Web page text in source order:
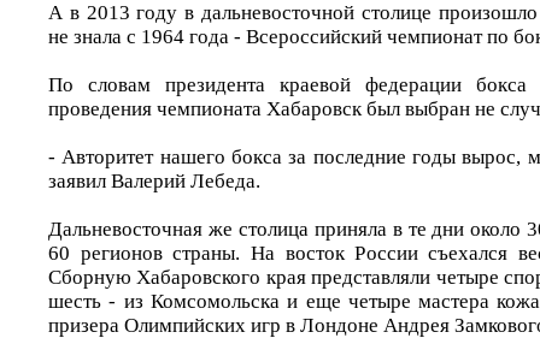
А в 2013 году в дальневосточной столице
не знала с 1964 года - Всероссийский чемпионат по
По словам президента краевой федерации
проведения чемпионата Хабаровск был выбран не
- Авторитет нашего бокса за последние годы вырос,
заявил Валерий Лебеда.
Дальневосточная же столица приняла в те дни около
60 регионов страны. На восток России съехался
Сборную Хабаровского края представляли четыре
шесть - из Комсомольска и еще четыре мастера
призера Олимпийских игр в Лондоне Андрея